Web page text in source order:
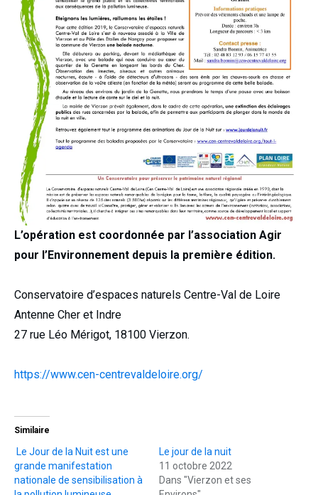
L’opération est coordonnée par l’association Agir
pour l’Environnement depuis la première édition.
Conservatoire d’espaces naturels Centre-Val de Loire
Antenne Cher et Indre
27 rue Léo Mérigot, 18100 Vierzon.
https://www.cen-centrevaldeloire.org/
Similaire
Le Jour de la Nuit est une
grande manifestation
nationale de sensibilisation à
Le jour de la nuit
11 octobre 2022
Dans "Vierzon et ses